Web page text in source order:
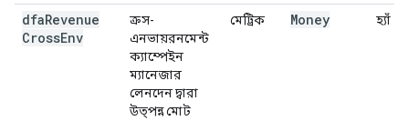
dfaRevenue
CrossEnv
ক্রস-
এনভায়রনমেন্ট
ক্যাম্পেইন
ম্যানেজার
লেনদেন দ্বারা
উত্পন্ন মোট
মেট্রিক Money হ্যাঁ